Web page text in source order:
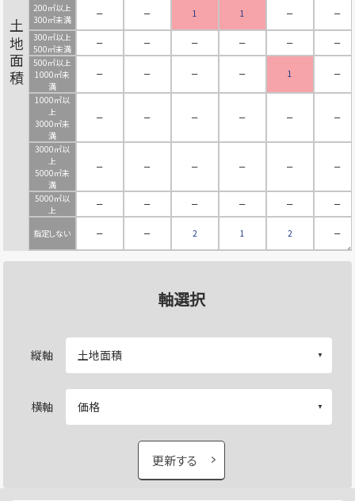
土地面積
200㎡以上
300㎡未満
－ － 1 1 －
－
300㎡以上
500㎡未満
－ － － － －
－
500㎡以上
1000㎡未
満
－ － － － 1 －
1000㎡以
上
3000㎡未
満
－ － － － － －
3000㎡以
上
5000㎡未
満
－ － － － － －
5000㎡以
上
－ － － － － －
指定しない － － 2 1 2 －
軸選択
縦軸
横軸
更新する